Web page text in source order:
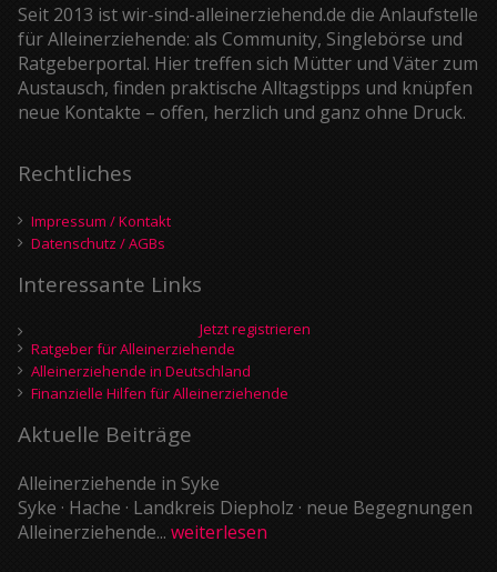
Seit 2013 ist wir-sind-alleinerziehend.de die Anlaufstelle
für Alleinerziehende: als Community, Singlebörse und
Ratgeberportal. Hier treffen sich Mütter und Väter zum
Austausch, finden praktische Alltagstipps und knüpfen
neue Kontakte – offen, herzlich und ganz ohne Druck.
Rechtliches
Impressum / Kontakt
Datenschutz / AGBs
Interessante Links
Jetzt registrieren
Ratgeber für Alleinerziehende
Alleinerziehende in Deutschland
Finanzielle Hilfen für Alleinerziehende
Aktuelle Beiträge
Alleinerziehende in Syke
Syke · Hache · Landkreis Diepholz · neue Begegnungen
Alleinerziehende... weiterlesen